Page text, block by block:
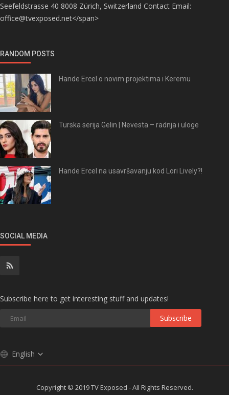
Seefeldstrasse 40 8008 Zürich, Switzerland Contact Email:
office@tvexposed.net</span>
RANDOM POSTS
Hande Ercel o novim projektima i Keremu
Turska serija Gelin | Nevesta – radnja i uloge
Hande Ercel na usavršavanju kod Lori Lively?!
SOCIAL MEDIA
Subscribe here to get interesting stuff and updates!
Subscribe
English
Copyright © 2019 TV Exposed - All Rights Reserved.